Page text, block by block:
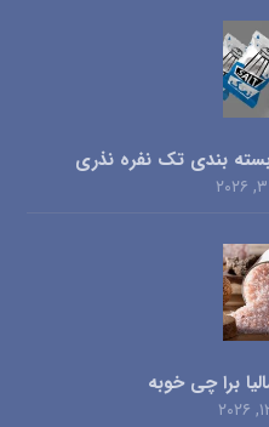
بندی تک نفره نذری
برا چی خوبه